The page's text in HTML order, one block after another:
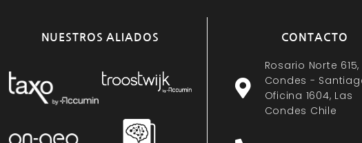
NUESTROS ALIADOS CONTACTO
Rosario Norte 615,
Condes -
Oficina 1604, Las
Condes Chile